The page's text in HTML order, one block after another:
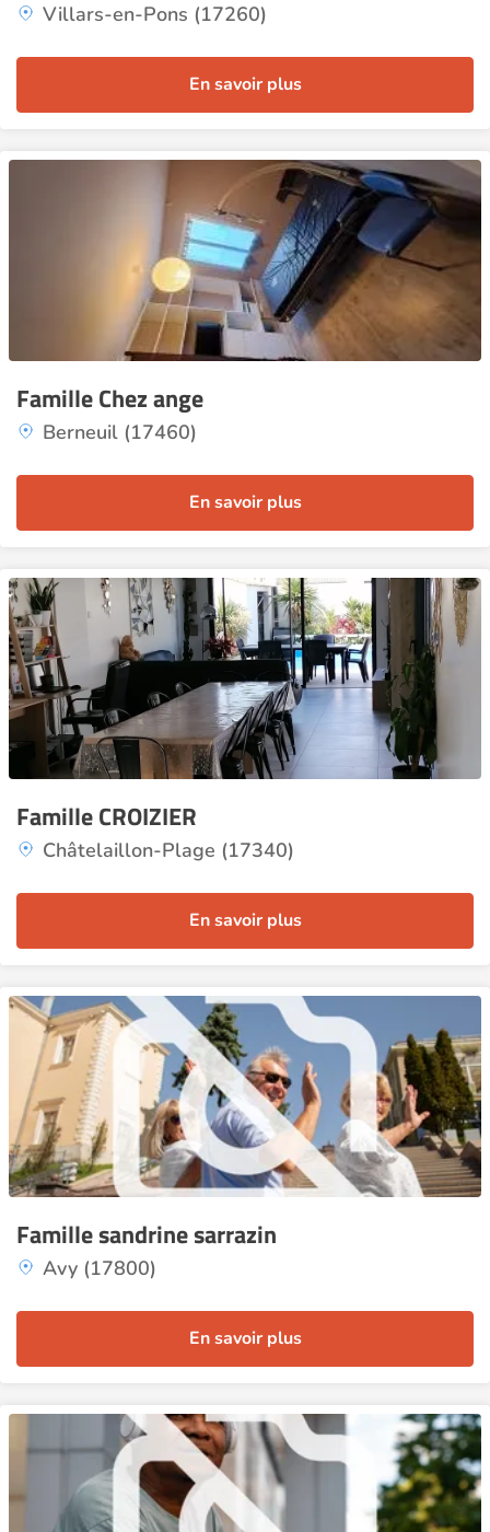
Villars-en-Pons (17260)
En savoir plus
Famille Chez ange
Berneuil (17460)
En savoir plus
Famille CROIZIER
Châtelaillon-Plage (17340)
En savoir plus
Famille sandrine sarrazin
Avy (17800)
En savoir plus